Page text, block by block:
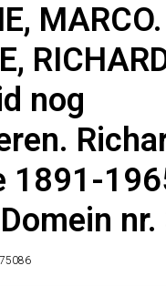
nog
1891-
nr.